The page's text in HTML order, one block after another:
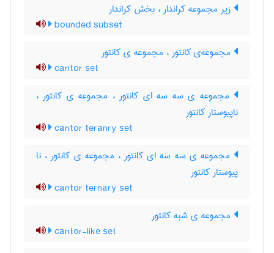
زیر مجموعه کراندار ، بخش کراندار
bounded subset
مجموعه‌ی کانتور ، مجموعه ی کانتور
cantor set
مجموعه ی سه سه ای کانتور ، مجموعه ی کانتور ،
ناپیوستار کانتور
cantor teranry set
مجموعه ی سه سه ای کانتور ، مجموعه ی کانتور ، نا
پیوستار کانتور
cantor ternary set
مجموعه ی شبه کانتور
cantor-like set